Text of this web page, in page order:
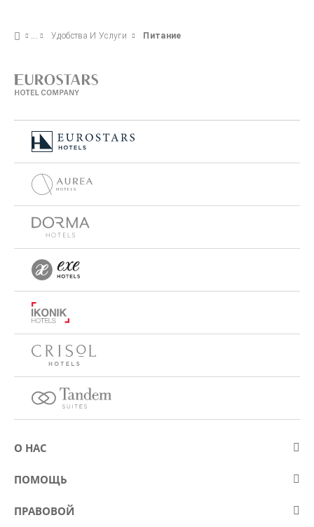
Удобства И Услуги Питание
О НАС
О компании Eurostars Hotel Company
Kонкурсы
ПОМОЩЬ
Контакт
ПРАВОВОЙ